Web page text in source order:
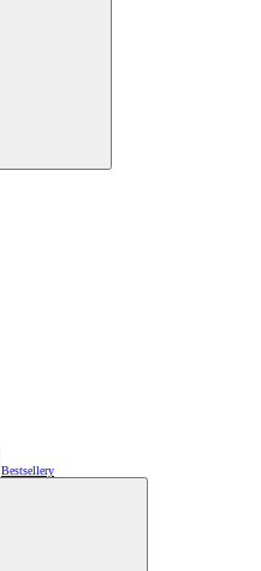
Bestsellery